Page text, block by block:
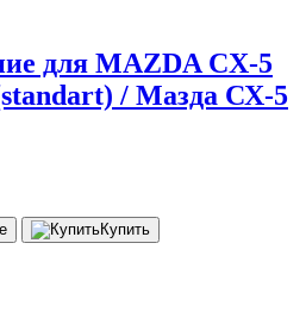
для MAZDA CX-5
/ Мазда СХ-5
Купить